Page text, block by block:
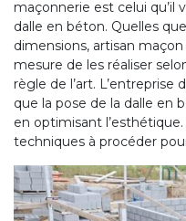
maçonnerie est celui qu’il
dalle en béton. Quelles
dimensions, artisan
mesure de les réaliser
règle de l’art.
que la pose de la dalle en
en optimisant
techniques à procéder